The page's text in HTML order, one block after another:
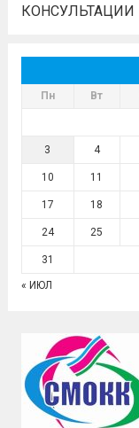
КОНСУЛЬТАЦИИ
Пн Вт
3 4
10 11
17 18
24 25
31
« ИЮЛ